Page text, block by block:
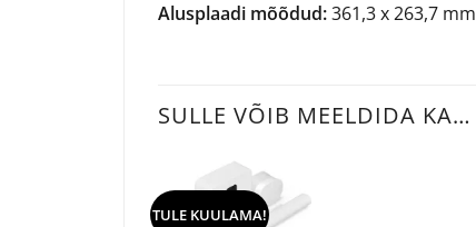
Alusplaadi mõõdud:361,3 x 263,7 mm
SULLE VÕIB MEELDIDA KA…
TULE KUULAMA!